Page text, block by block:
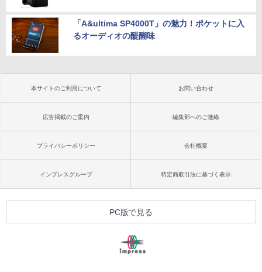
「A&ultima SP4000T」の魅力！ポケットに入
るオーディオの醍醐味
本サイトのご利用について お問い合わせ
広告掲載のご案内 編集部へのご連絡
プライバシーポリシー 会社概要
インプレスグループ 特定商取引法に基づく表示
PC版で見る